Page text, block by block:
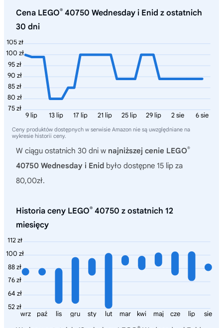
Cena LEGO® 40750 Wednesday i Enid z ostatnich
30 dni
105 zł
100 zł
95 zł
90 zł
85 zł
80 zł
75 zł
6 sie
2 sie
29 lip
25 lip
21 lip
17 lip
13 lip
9 lip
Ceny produktów dostępnych w serwisie Amazon nie są uwzględniane na
wykresie historii ceny.
W ciągu ostatnich 30 dni w najniższej cenie LEGO®
40750 Wednesday i Enid było dostępne 15 lip za
80,00zł.
Historia ceny LEGO® 40750 z ostatnich 12
miesięcy
112 zł
100 zł
88 zł
76 zł
64 zł
52 zł
sie
lip
cze
maj
kwi
mar
lut
sty
gru
lis
paź
wrz